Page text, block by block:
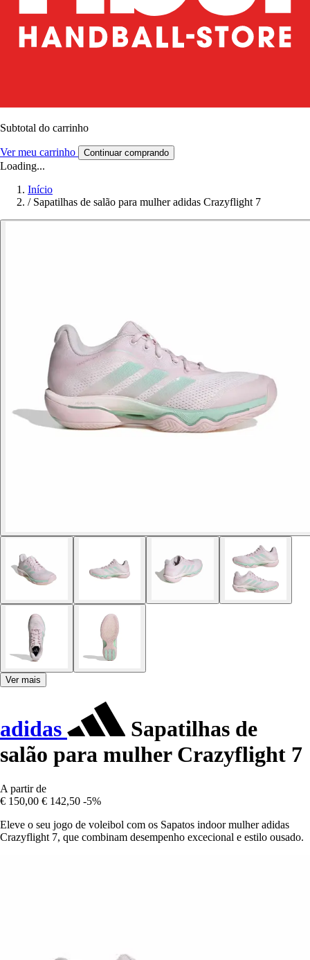
Subtotal do carrinho
Ver meu carrinho Continuar comprando
Loading...
Início
/ Sapatilhas de salão para mulher adidas Crazyflight 7
Ver mais
adidas
Sapatilhas de
salão para mulher Crazyflight 7
A partir de
€ 150,00 € 142,50 -5%
Eleve o seu jogo de voleibol com os Sapatos indoor mulher adidas
Crazyflight 7, que combinam desempenho excecional e estilo ousado.